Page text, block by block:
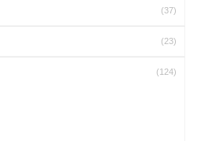
(37)
(23)
(124)